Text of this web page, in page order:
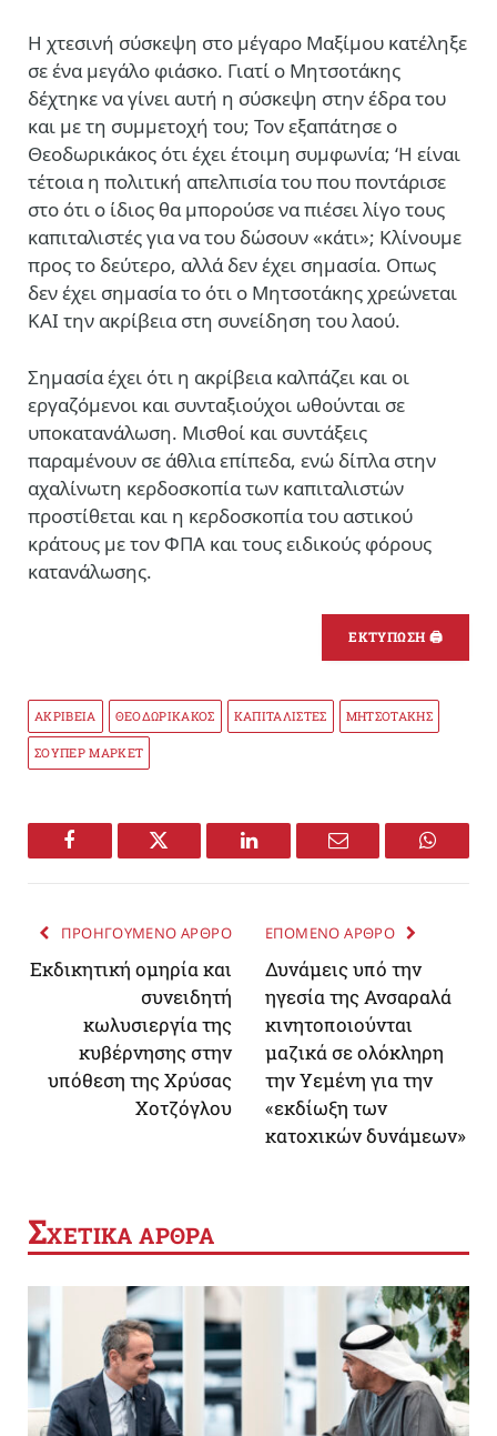
Η χτεσινή σύσκεψη στο μέγαρο Μαξίμου κατέληξε
σε ένα μεγάλο φιάσκο. Γιατί ο Μητσοτάκης
δέχτηκε να γίνει αυτή η σύσκεψη στην έδρα του
και με τη συμμετοχή του; Τον εξαπάτησε ο
Θεοδωρικάκος ότι έχει έτοιμη συμφωνία; ‘Η είναι
τέτοια η πολιτική απελπισία του που ποντάρισε
στο ότι ο ίδιος θα μπορούσε να πιέσει λίγο τους
καπιταλιστές για να του δώσουν «κάτι»; Κλίνουμε
προς το δεύτερο, αλλά δεν έχει σημασία. Οπως
δεν έχει σημασία το ότι ο Μητσοτάκης χρεώνεται
ΚΑΙ την ακρίβεια στη συνείδηση του λαού.
Σημασία έχει ότι η ακρίβεια καλπάζει και οι
εργαζόμενοι και συνταξιούχοι ωθούνται σε
υποκατανάλωση. Μισθοί και συντάξεις
παραμένουν σε άθλια επίπεδα, ενώ δίπλα στην
αχαλίνωτη κερδοσκοπία των καπιταλιστών
προστίθεται και η κερδοσκοπία του αστικού
κράτους με τον ΦΠΑ και τους ειδικούς φόρους
κατανάλωσης.
ΕΚΤΥΠΩΣΗ 🖨
ΑΚΡΙΒΕΙΑ ΘΕΟΔΩΡΙΚΑΚΟΣ ΚΑΠΙΤΑΛΙΣΤΕΣ ΜΗΤΣΟΤΑΚΗΣ
ΣΟΥΠΕΡ ΜΑΡΚΕΤ
Facebook Twitter LinkedIn Email
ΠΡΟΗΓΟΥΜΕΝΟ ΑΡΘΡΟ
Εκδικητική ομηρία και
συνειδητή
κωλυσιεργία της
κυβέρνησης στην
υπόθεση της Χρύσας
Χοτζόγλου
ΕΠΟΜΕΝΟ ΑΡΘΡΟ
Δυνάμεις υπό την
ηγεσία της Ανσαραλά
κινητοποιούνται
μαζικά σε ολόκληρη
την Υεμένη για την
«εκδίωξη των
κατοχικών δυνάμεων»
ΣΧΕΤΙΚΑ ΑΡΘΡΑ